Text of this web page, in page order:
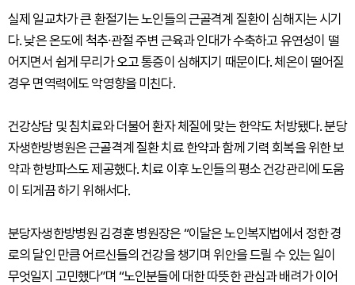
실제 일교차가 큰 환절기는 노인들의 근골격계 질환이 심해지는 시기
다. 낮은 온도에 척추∙관절 주변 근육과 인대가 수축하고 유연성이 떨
어지면서 쉽게 무리가 오고 통증이 심해지기 때문이다. 체온이 떨어질
경우 면역력에도 악영향을 미친다.
건강상담 및 침치료와 더불어 환자 체질에 맞는 한약도 처방됐다. 분당
자생한방병원은 근골격계 질환 치료 한약과 함께 기력 회복을 위한 보
약과 한방파스도 제공했다. 치료 이후 노인들의 평소 건강관리에 도움
이 되게끔 하기 위해서다.
분당자생한방병원 김경훈 병원장은 “이달은 노인복지법에서 정한 경
로의 달인 만큼 어르신들의 건강을 챙기며 위안을 드릴 수 있는 일이
무엇일지 고민했다”며 “노인분들에 대한 따뜻한 관심과 배려가 이어